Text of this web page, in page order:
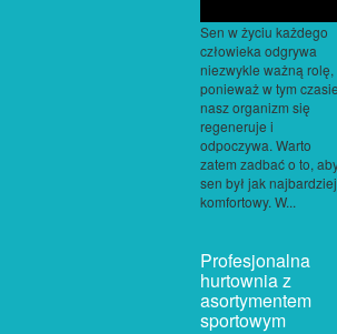
Sen w życiu każdego
człowieka odgrywa
niezwykle ważną rolę,
ponieważ w tym czasie
nasz organizm się
regeneruje i
odpoczywa. Warto
zatem zadbać o to,
sen był jak najbardziej
komfortowy. W...
Profesjonalna
hurtownia z
asortymentem
sportowym